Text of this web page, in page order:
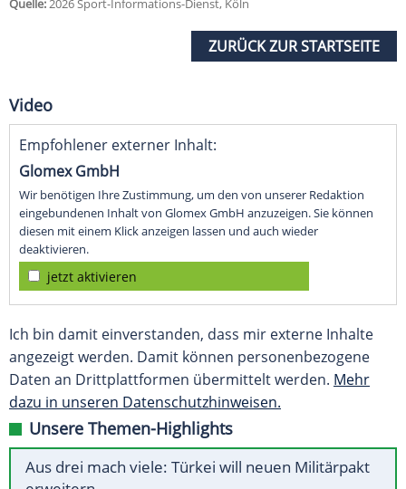
Quelle:2026 Sport-Informations-Dienst, Köln
ZURÜCK ZUR STARTSEITE
Video
Empfohlener externer Inhalt:
Glomex GmbH
Wir benötigen Ihre Zustimmung, um den von unserer Redaktion
eingebundenen Inhalt von Glomex GmbH anzuzeigen. Sie können
diesen mit einem Klick anzeigen lassen und auch wieder
deaktivieren.
jetzt aktivieren
Ich bin damit einverstanden, dass mir externe Inhalte
angezeigt werden. Damit können personenbezogene
Daten an Drittplattformen übermittelt werden. Mehr
dazu in unseren Datenschutzhinweisen.
Unsere Themen-Highlights
Aus drei mach viele: Türkei will neuen Militärpakt